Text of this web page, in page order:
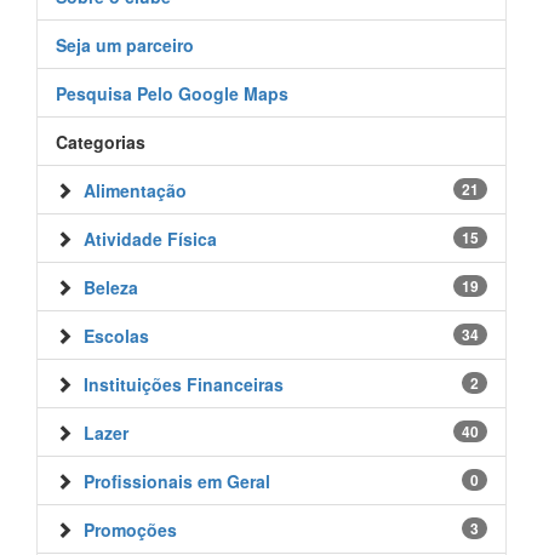
Seja um parceiro
Pesquisa Pelo Google Maps
Categorias
21
Alimentação
15
Atividade Física
19
Beleza
34
Escolas
2
Instituições Financeiras
40
Lazer
0
Profissionais em Geral
3
Promoções